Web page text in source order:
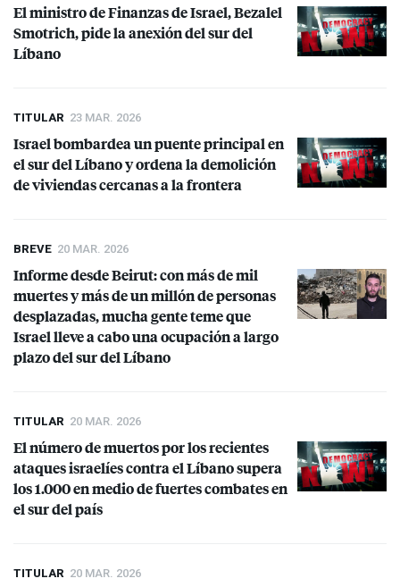
El ministro de Finanzas de Israel, Bezalel
Smotrich, pide la anexión del sur del
Líbano
TITULAR 23 MAR. 2026
Israel bombardea un puente principal en
el sur del Líbano y ordena la demolición
de viviendas cercanas a la frontera
BREVE 20 MAR. 2026
Informe desde Beirut: con más de mil
muertes y más de un millón de personas
desplazadas, mucha gente teme que
Israel lleve a cabo una ocupación a largo
plazo del sur del Líbano
TITULAR 20 MAR. 2026
El número de muertos por los recientes
ataques israelíes contra el Líbano supera
los 1.000 en medio de fuertes combates en
el sur del país
TITULAR 20 MAR. 2026